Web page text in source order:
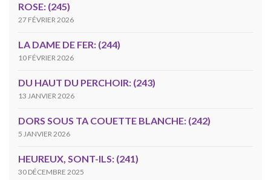
ROSE: (245)
27 FÉVRIER 2026
LA DAME DE FER: (244)
10 FÉVRIER 2026
DU HAUT DU PERCHOIR: (243)
13 JANVIER 2026
DORS SOUS TA COUETTE BLANCHE: (242)
5 JANVIER 2026
HEUREUX, SONT-ILS: (241)
30 DÉCEMBRE 2025